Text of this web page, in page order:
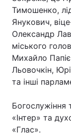
Тема
Тимошенко,
Янукович,
Олександр
міського
Михайло
Льовочкін,
та інші
Богослужіння
«Інтер» та
«Глас».